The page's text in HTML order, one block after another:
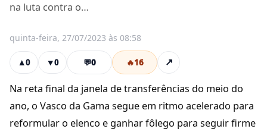
na luta contra o…
quinta-feira, 27/07/2023 às 08:58
▲0 ▼0 💬0 🔥16 ↗
Na reta final da janela de transferências do meio do
ano, o Vasco da Gama segue em ritmo acelerado para
reformular o elenco e ganhar fôlego para seguir firme